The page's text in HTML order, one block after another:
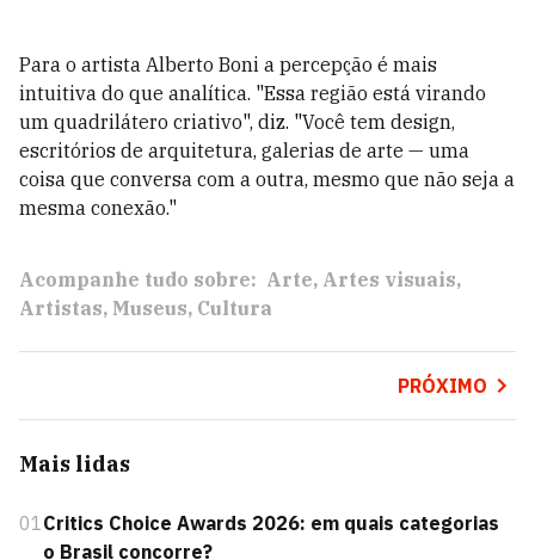
Para o artista Alberto Boni a percepção é mais
intuitiva do que analítica. "Essa região está virando
um quadrilátero criativo", diz. "Você tem design,
escritórios de arquitetura, galerias de arte — uma
coisa que conversa com a outra, mesmo que não seja a
mesma conexão."
Acompanhe tudo sobre: Arte Artes visuais
Artistas Museus Cultura
PRÓXIMO
Mais lidas
01Critics Choice Awards 2026: em quais categorias
o Brasil concorre?